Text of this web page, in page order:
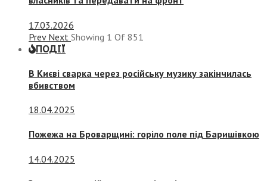
17.03.2026
Prev Next Showing 1 Of 851
ПОДІЇ
В Києві сварка через російську музику закінчилась
вбивством
18.04.2025
Пожежа на Броварщині: горіло поле під Баришівкою
14.04.2025